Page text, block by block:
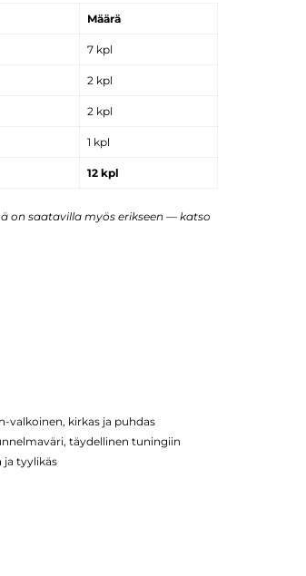
Määrä
7 kpl
2 kpl
2 kpl
1 kpl
12 kpl
on saatavilla myös erikseen — katso
valkoinen, kirkas ja puhdas
täydellinen tuningiin
ja tyylikäs